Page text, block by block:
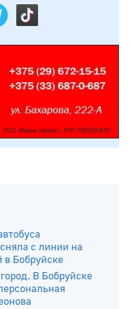
с линии на
в Бобруйске
В Бобруйске